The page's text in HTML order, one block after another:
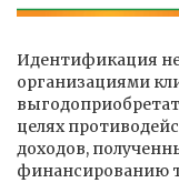
Идентификация
организациями
целях
доходов,
финансированию